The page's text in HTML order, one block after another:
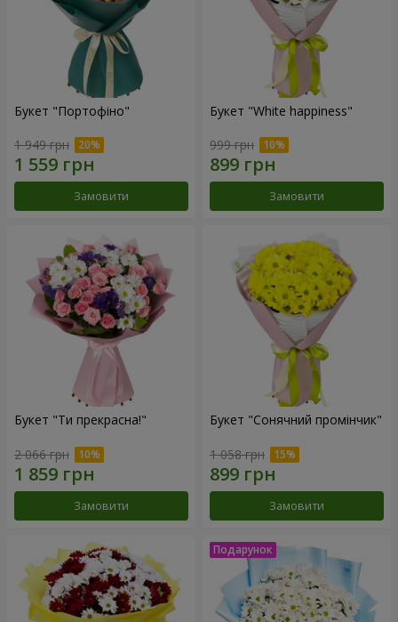
Букет "Портофіно"
1 949 грн
Замовити
Букет "White happiness"
999 грн
Замовити
Букет "Ти прекрасна!"
2 066 грн
Замовити
Букет "Сонячний промінчик"
1 058 грн
Замовити